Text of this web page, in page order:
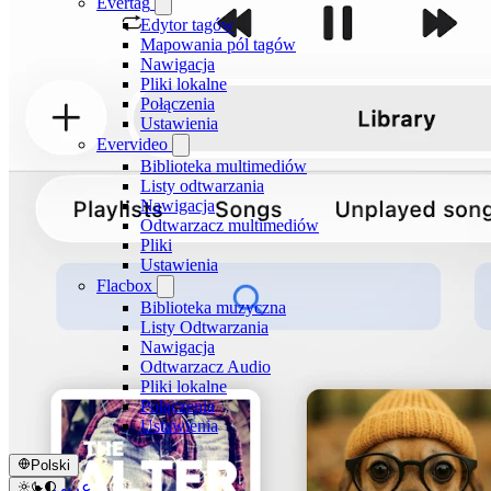
Edytor tagów
Mapowania pól tagów
Nawigacja
Pliki lokalne
Połączenia
Ustawienia
Evervideo
Biblioteka multimediów
Listy odtwarzania
Nawigacja
Odtwarzacz multimediów
Pliki
Ustawienia
Flacbox
Biblioteka muzyczna
Listy Odtwarzania
Nawigacja
Odtwarzacz Audio
Pliki lokalne
Połączenia
Ustawienia
Polski
عربي